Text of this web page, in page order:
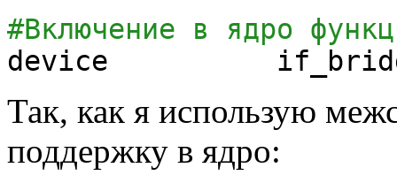
#Включение в ядро
device
Так, как я использую
поддержку в ядро: